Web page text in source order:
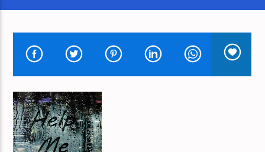
HUIDIG NUMMER
MUZIEKTHERAPIE
RENE VAN DEN ABEELEN